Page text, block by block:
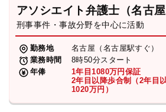
アソシエイト弁護士（名古屋
刑事事件・事故分野を中心に活動
勤務地
名古屋（名古屋駅すぐ）
業務時間
8時50分スタート
年俸
1年目1080万円保証
2年目以降歩合制（2年目
1020万円）
弁護士・税理士
費用